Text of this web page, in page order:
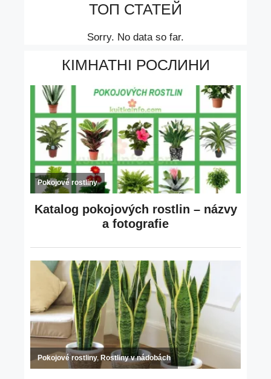
ТОП СТАТЕЙ
Sorry. No data so far.
КІМНАТНІ РОСЛИНИ